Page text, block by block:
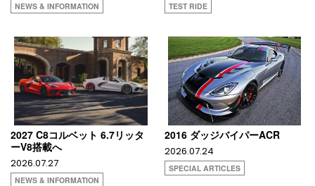
NEWS & INFORMATION TEST RIDE
2027 C8コルベット 6.7リッタ
ーV8搭載へ
2026.07.27
NEWS & INFORMATION
2016 ダッジバイパーACR
2026.07.24
SPECIAL ARTICLES